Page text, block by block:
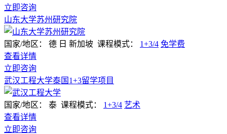
立即咨询
山东大学苏州研究院
国家/地区： 德 日 新加坡 课程模式： 1+3/4 免学费
查看详情
立即咨询
武汉工程大学泰国1+3留学项目
国家/地区： 泰 课程模式： 1+3/4 艺术
查看详情
立即咨询